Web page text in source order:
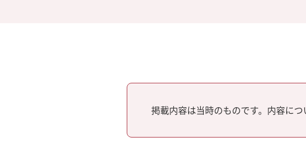
掲載内容は当時のものです。内容につ